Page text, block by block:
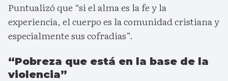
Puntualizó que “si el alma es la fe y la
experiencia, el cuerpo es la comunidad cristiana y
especialmente sus cofradías”.
“Pobreza que está en la base de la
violencia”